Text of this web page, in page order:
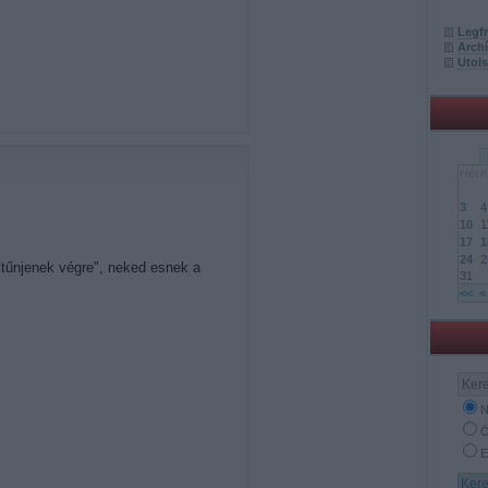
<< <
3
4
10
17
24
31
végre", neked esnek a